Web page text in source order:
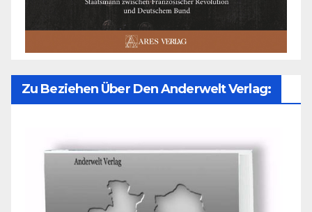
Zu Beziehen Über Den Anderwelt Verlag: